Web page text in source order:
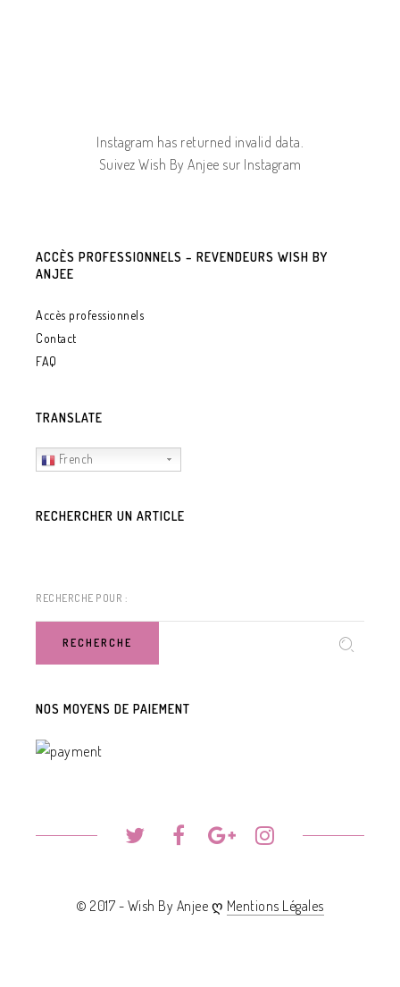
Instagram has returned invalid data.
Suivez Wish By Anjee sur Instagram
ACCÈS PROFESSIONNELS – REVENDEURS WISH BY
ANJEE
Accès professionnels
Contact
FAQ
TRANSLATE
French
RECHERCHER UN ARTICLE
RECHERCHE POUR :
RECHERCHE
NOS MOYENS DE PAIEMENT
© 2017 - Wish By Anjee ღ Mentions Légales